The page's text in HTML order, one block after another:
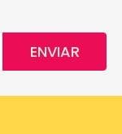
ENVIAR